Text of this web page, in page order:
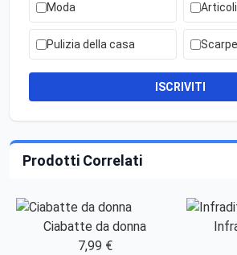
Moda
Pulizia della casa Scarpe
ISCRIVITI
Prodotti Correlati
Ciabatte da donna
7,99 €